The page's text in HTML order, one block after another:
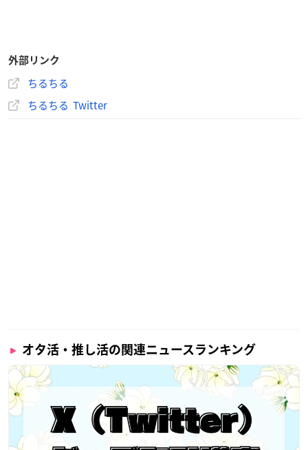
外部リンク
ちるちる
ちるちる Twitter
オタ活・推し活の関連ニュースランキング